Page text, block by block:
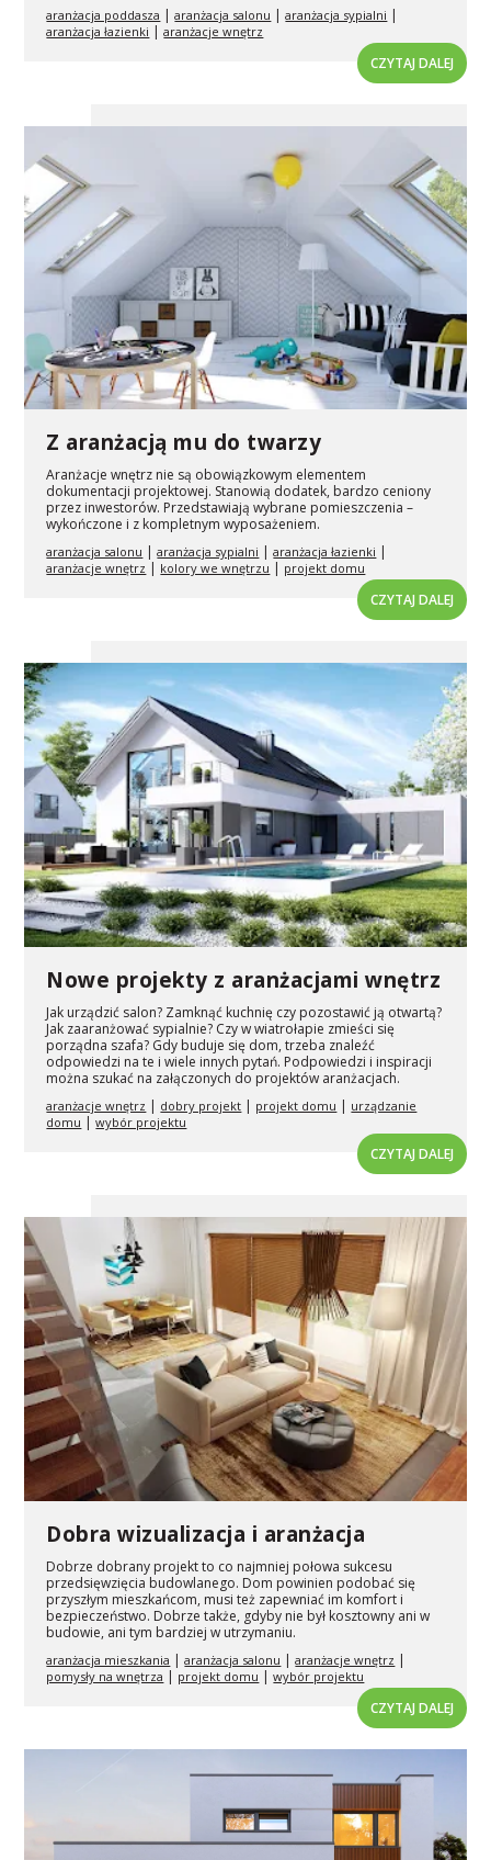
aranżacja poddasza |aranżacja salonu |aranżacja sypialni |
aranżacja łazienki |aranżacje wnętrz
CZYTAJ DALEJ
Z aranżacją mu do twarzy
Aranżacje wnętrz nie są obowiązkowym elementem
dokumentacji projektowej. Stanowią dodatek, bardzo ceniony
przez inwestorów. Przedstawiają wybrane pomieszczenia –
wykończone i z kompletnym wyposażeniem.
aranżacja salonu |aranżacja sypialni |aranżacja łazienki |
aranżacje wnętrz | kolory we wnętrzu | projekt domu
CZYTAJ DALEJ
Nowe projekty z aranżacjami wnętrz
Jak urządzić salon? Zamknąć kuchnię czy pozostawić ją otwartą?
Jak zaaranżować sypialnie? Czy w wiatrołapie zmieści się
porządna szafa? Gdy buduje się dom, trzeba znaleźć
odpowiedzi na te i wiele innych pytań. Podpowiedzi i inspiracji
można szukać na załączonych do projektów aranżacjach.
aranżacje wnętrz | dobry projekt | projekt domu | urządzanie
domu |wybór projektu
CZYTAJ DALEJ
Dobra wizualizacja i aranżacja
Dobrze dobrany projekt to co najmniej połowa sukcesu
przedsięwzięcia budowlanego. Dom powinien podobać się
przyszłym mieszkańcom, musi też zapewniać im komfort i
bezpieczeństwo. Dobrze także, gdyby nie był kosztowny ani w
budowie, ani tym bardziej w utrzymaniu.
aranżacja mieszkania |aranżacja salonu |aranżacje wnętrz |
pomysły na wnętrza | projekt domu |wybór projektu
CZYTAJ DALEJ